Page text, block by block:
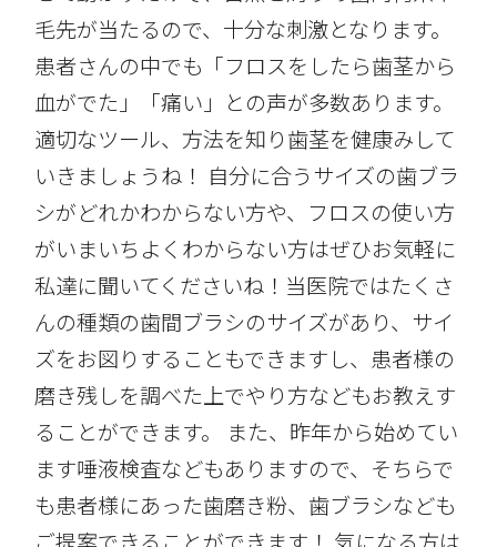
毛先が当たるので、十分な刺激となります。
患者さんの中でも「フロスをしたら歯茎から
血がでた」「痛い」との声が多数あります。
適切なツール、方法を知り歯茎を健康みして
いきましょうね！ 自分に合うサイズの歯ブラ
シがどれかわからない方や、フロスの使い方
がいまいちよくわからない方はぜひお気軽に
私達に聞いてくださいね！当医院ではたくさ
んの種類の歯間ブラシのサイズがあり、サイ
ズをお図りすることもできますし、患者様の
磨き残しを調べた上でやり方などもお教えす
ることができます。 また、昨年から始めてい
ます唾液検査などもありますので、そちらで
も患者様にあった歯磨き粉、歯ブラシなども